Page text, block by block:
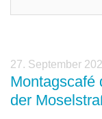
27. September
Montagscafé
der